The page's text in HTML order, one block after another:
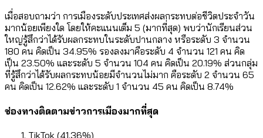
เมื่อสอบถามว่า การเมืองระดับประเทศส่งผลกระทบต่อชีวิตประจำวัน
มากน้อยเพียงใด โดยให้คะแนนเต็ม 5 (มากที่สุด) พบว่านักเรียนส่วน
ใหญ่รู้สึกว่าได้รับผลกระทบในระดับปานกลาง หรือระดับ 3 จำนวน
180 คน คิดเป็น 34.95% รองลงมาคือระดับ 4 จำนวน 121 คน คิด
เป็น 23.50% และระดับ 5 จำนวน 104 คน คิดเป็น 20.19% ส่วนกลุ่ม
ที่รู้สึกว่าได้รับผลกระทบน้อยมีจำนวนไม่มาก คือระดับ 2 จำนวน 65
คน คิดเป็น 12.62% และระดับ 1 จำนวน 45 คน คิดเป็น 8.74%
ช่องทางติดตามข่าวการเมืองมากที่สุด
TikTok (41.36%)